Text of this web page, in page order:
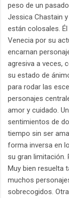
peso de un
Jessica Chastain
están colosales.
Venecia por su
encarnan
agresiva a veces,
su estado de
para rodar las
personajes
amor y cuidado.
sentimientos de
tiempo sin ser
forma inversa en
su gran limitación.
Muy bien resuelta
muchos
sobrecogidos.